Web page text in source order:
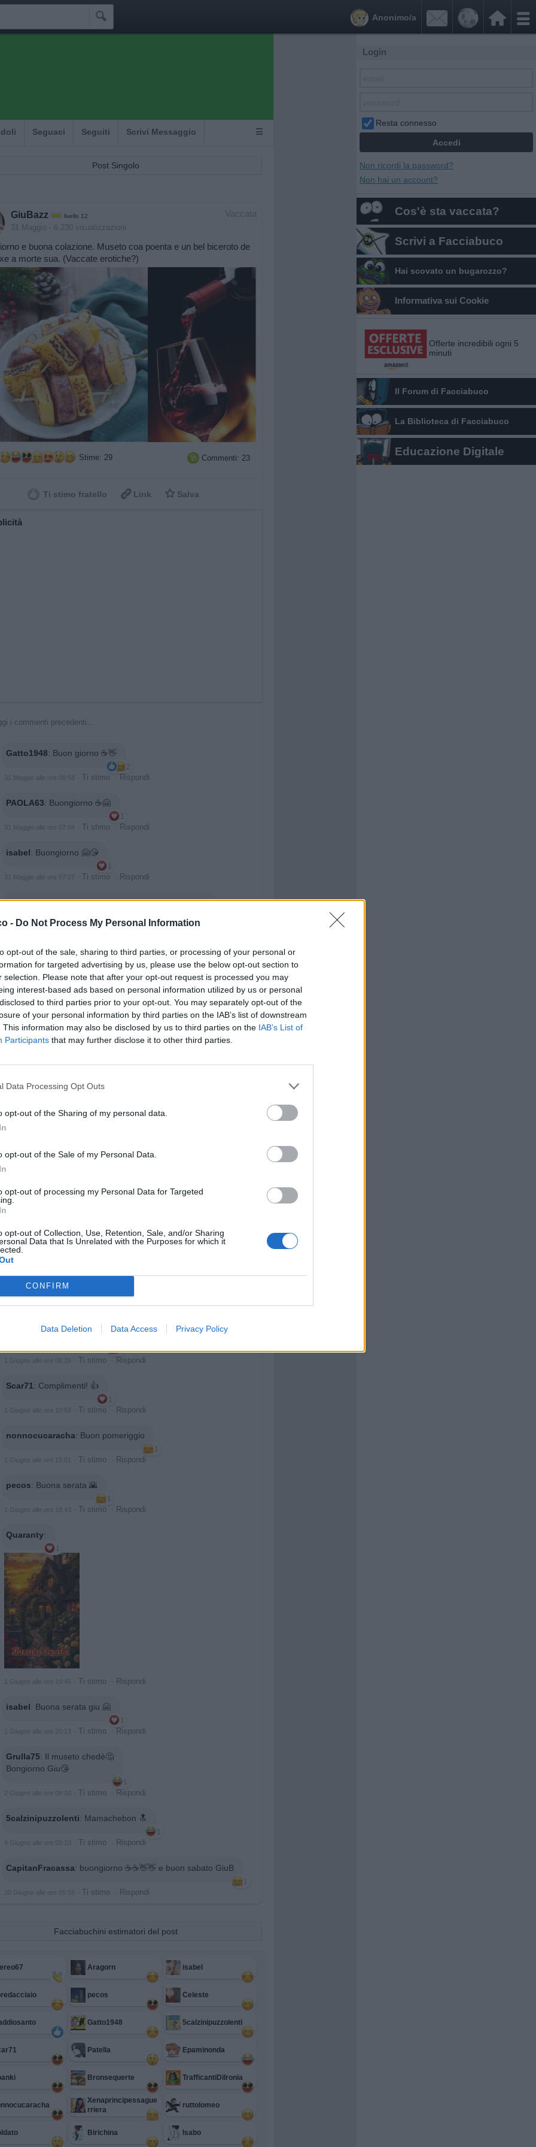
- Do Not Process My Personal Information
opt-out of the sale, sharing to third parties, or processing of your personal or
for targeted advertising by us, please use the below opt-out section to
selection. Please note that after your opt-out request is processed you may
interest-based ads based on personal information utilized by us or personal
to third parties prior to your opt-out. You may separately opt-out of the
of your personal information by third parties on the IAB’s list of downstream
This information may also be disclosed by us to third parties on the IAB’s List of
Participants that may further disclose it to other third parties.
Data Processing Opt Outs
opt-out of the Sharing of my personal data.
opt-out of the Sale of my Personal Data.
opt-out of processing my Personal Data for Targeted
opt-out of Collection, Use, Retention, Sale, and/or Sharing
Data that Is Unrelated with the Purposes for which it
CONFIRM
Data Deletion Data Access Privacy Policy
 

Anonimo/a
Seguaci Seguiti Scrivi Messaggio ☰
Post Singolo
Vaccata
GiuBazz livello 12
31 Maggio - 6.230 visualizzazioni
e buona colazione. Museto coa poenta e un bel biceroto de
a morte sua. (Vaccate erotiche?)
Stime: 29  Commenti: 23
Ti stimo fratello  Link  Salva
i commenti precedenti...
Gatto1948: Buon giorno ☕👋
2
31 Maggio alle ore 06:58 Ti stimo Rispondi
PAOLA63: Buongiorno ☕🤗
1
31 Maggio alle ore 07:04 Ti stimo Rispondi
isabel: Buongiorno 🤗😘
1
31 Maggio alle ore 07:07 Ti stimo Rispondi
Patella:A colazione?? Ci vuole uno stomaco di ferro!
31 Maggio alle ore 07:44·Ti stimo ·Rispondi
Epaminonda :Marò 🙈 con sto caldo gna' fo' 🥴
2
31 Maggio alle ore 07:55·Ti stimo·Rispondi
TrafficantiDiIronia:Fra un per de ore😜Buongiorno 🌍☀️
4
31 Maggio alle ore 08:16·Ti stimo·Rispondi
1
colazioni robuste 🧀🍗🍔🍟
31 Maggio alle ore 10:18· Ti stimo Rispondi
🌈☕🤗☺️
31 Maggio alle ore 10:41
ruttolomeo buona domenica
1
1 Giugno alle ore 06:26 Ti stimo Rispondi
Scar71: Complimenti! 👍
1
1 Giugno alle ore 10:59 Ti stimo Rispondi
nonnocucaracha: Buon pomeriggio
1
1 Giugno alle ore 15:01 Ti stimo Rispondi
pecos: Buona serata 🌇
1
1 Giugno alle ore 18:43 Ti stimo Rispondi
Quaranty:
1
1 Giugno alle ore 19:45 Ti stimo Rispondi
isabel: Buona serata giu 🤗
1
1 Giugno alle ore 20:13 Ti stimo Rispondi
Grulla75: Il museto chedè🤔
Bongiorno Giu😘
1
2 Giugno alle ore 09:00 Ti stimo Rispondi
5calzinipuzzolenti: Mamachebon 🔝
1
4 Giugno alle ore 09:10 Ti stimo Rispondi
CapitanFracassa: buongiorno ☕️☕️👋👋 e buon sabato GiuB
1
20 Giugno alle ore 05:59 Ti stimo Rispondi
Facciabuchini estimatori del post
Aragorn isabel
pecos Celeste
Gatto1948 5calzinipuzzolenti
Patella Epaminonda
Bronsequerte TrafficantiDiIronia
Xenaprincipessague
rriera
ruttolomeo
Birichina Isabo
Login
Resta connesso
Non ricordi la password?
Non hai un account?
Cos'è sta vaccata?
Scrivi a Facciabuco
Hai scovato un bugarozzo?
Informativa sui Cookie
Offerte incredibili ogni 5
minuti
Il Forum di Facciabuco
La Biblioteca di Facciabuco
Educazione Digitale